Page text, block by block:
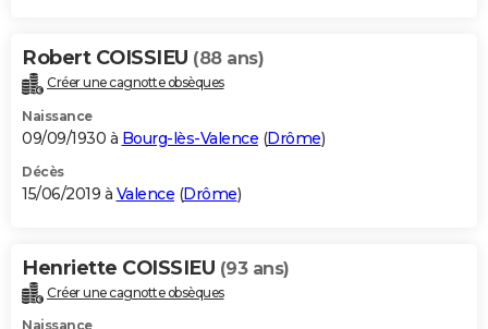
Robert COISSIEU (88 ans)
Créer une cagnotte obsèques
Naissance
09/09/1930 à Bourg-lès-Valence (Drôme)
Décès
15/06/2019 à Valence (Drôme)
Henriette COISSIEU (93 ans)
Créer une cagnotte obsèques
Naissance